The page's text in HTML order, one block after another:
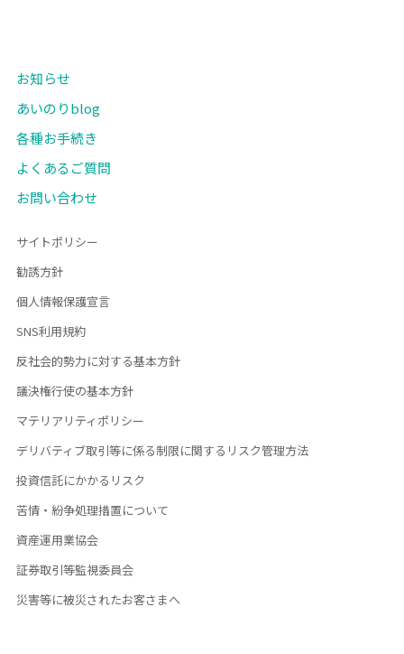
お知らせ
あいのりblog
各種お手続き
よくあるご質問
お問い合わせ
サイトポリシー
勧誘方針
個人情報保護宣言
SNS利用規約
反社会的勢力に対する基本方針
議決権行使の基本方針
マテリアリティポリシー
デリバティブ取引等に係る制限に関するリスク管理方法
投資信託にかかるリスク
苦情・紛争処理措置について
資産運用業協会
証券取引等監視委員会
災害等に被災されたお客さまへ